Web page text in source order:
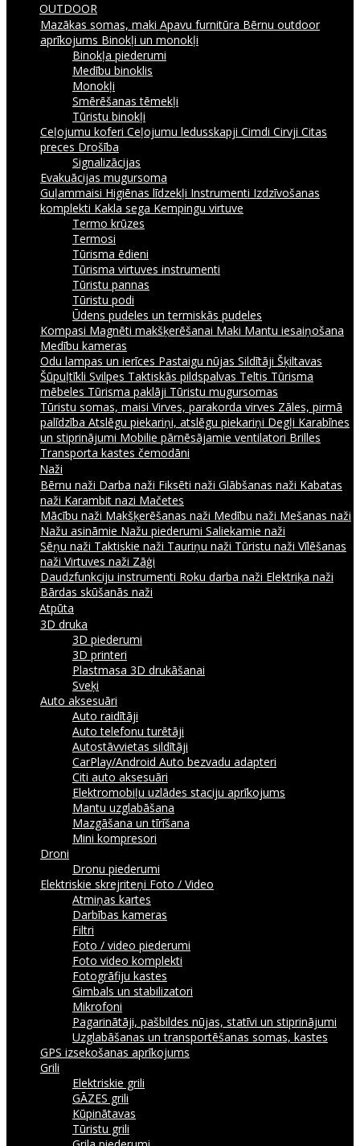
OUTDOOR
Mazākas somas, maki Apavu furnitūra Bērnu outdoor
aprīkojums Binokļi un monokļi
Binokļa piederumi
Medību binoklis
Monokļi
Smērēšanas tēmekļi
Tūristu binokļi
Ceļojumu koferi Ceļojumu ledusskapji Cimdi Cirvji Citas
preces Drošība
Signalizācijas
Evakuācijas mugursoma
Guļammaisi Higiēnas līdzekļi Instrumenti Izdzīvošanas
komplekti Kakla sega Kempingu virtuve
Termo krūzes
Termosi
Tūrisma ēdieni
Tūrisma virtuves instrumenti
Tūristu pannas
Tūristu podi
Ūdens pudeles un termiskās pudeles
Kompasi Magnēti makšķerēšanai Maki Mantu iesaiņošana
Medību kameras
Odu lampas un ierīces Pastaigu nūjas Sildītāji Šķiltavas
Šūpuļtīkli Svilpes Taktiskās pildspalvas Teltis Tūrisma
mēbeles Tūrisma paklāji Tūristu mugursomas
Tūristu somas, maisi Virves, parakorda virves Zāles, pirmā
palīdzība Atslēgu piekariņi, atslēgu piekariņi Degļi Karabīnes
un stiprinājumi Mobilie pārnēsājamie ventilatori Brilles
Transporta kastes čemodāni
Naži
Bērnu naži Darba naži Fiksēti naži Glābšanas naži Kabatas
naži Karambit nazi Mačetes
Mācību naži Makšķerēšanas naži Medību naži Mešanas naži
Nažu asināmie Nažu piederumi Saliekamie naži
Sēņu naži Taktiskie naži Tauriņu naži Tūristu naži Vīlēšanas
naži Virtuves naži Zāģi
Daudzfunkciju instrumenti Roku darba naži Elektriķa naži
Bārdas skūšanās naži
Atpūta
3D druka
3D piederumi
3D printeri
Plastmasa 3D drukāšanai
Sveķi
Auto aksesuāri
Auto raidītāji
Auto telefonu turētāji
Autostāvvietas sildītāji
CarPlay/Android Auto bezvadu adapteri
Citi auto aksesuāri
Elektromobiļu uzlādes staciju aprīkojums
Mantu uzglabāšana
Mazgāšana un tīrīšana
Mini kompresori
Droni
Dronu piederumi
Elektriskie skrejriteņi Foto / Video
Atmiņas kartes
Darbības kameras
Filtri
Foto / video piederumi
Foto video komplekti
Fotogrāfiju kastes
Gimbals un stabilizatori
Mikrofoni
Pagarinātāji, pašbildes nūjas, statīvi un stiprinājumi
Uzglabāšanas un transportēšanas somas, kastes
GPS izsekošanas aprīkojums
Grili
Elektriskie grili
GĀZES grili
Kūpinātavas
Tūristu grili